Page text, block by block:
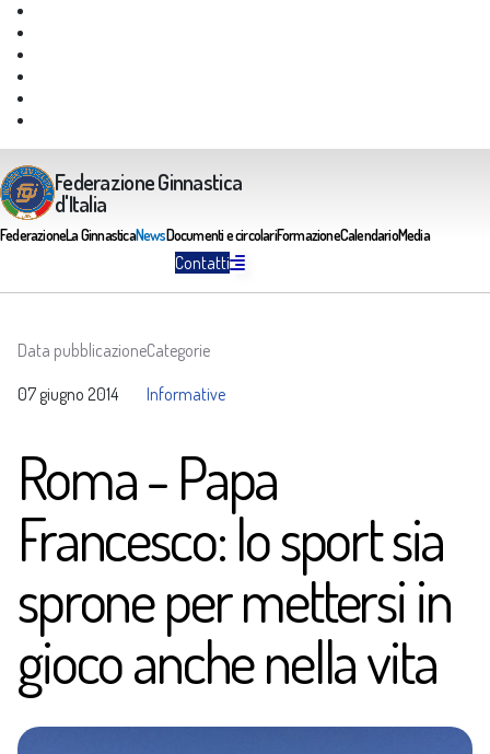
Federazione Ginnastica
d'Italia
FederazioneLa GinnasticaNewsDocumenti e circolariFormazioneCalendarioMedia
Contatti
Data pubblicazione
07 giugno 2014
Categorie
Informative
Roma - Papa
Francesco: lo sport sia
sprone per mettersi in
gioco anche nella vita